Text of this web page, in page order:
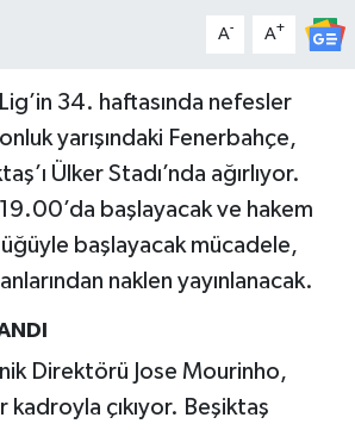
A- A+
34. haftasında nefesler
yarışındaki Fenerbahçe,
Ülker Stadı’nda ağırlıyor.
19.00’da başlayacak ve hakem
başlayacak mücadele,
naklen yayınlanacak.
Direktörü Jose Mourinho,
çıkıyor. Beşiktaş